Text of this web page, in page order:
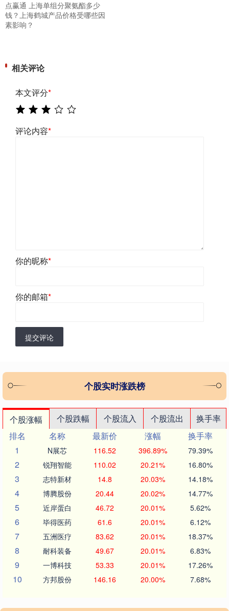
点赢通 上海单组分聚氨酯多少
钱？上海鹤城产品价格受哪些因
素影响？
相关评论
本文评分*
评论内容*
你的昵称*
你的邮箱*
提交评论
个股实时涨跌榜
个股涨幅 个股跌幅 个股流入 个股流出
换手率
排名
名称 最新价 涨幅
换手率
1
N展芯 116.52 396.89% 79.39%
2 锐翔智能 110.02 20.21% 16.80%
3 志特新材 14.8 20.03% 14.18%
4 博腾股份 20.44 20.02% 14.77%
5 近岸蛋白 46.72 20.01% 5.62%
6 毕得医药 61.6 20.01% 6.12%
7 五洲医疗 83.62 20.01% 18.37%
8 耐科装备 49.67 20.01% 6.83%
9 一博科技 53.33 20.01% 17.26%
10 方邦股份 146.16 20.00% 7.68%